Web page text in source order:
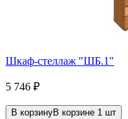
Шкаф-стеллаж "ШБ.1"
5 746 ₽
В корзинуВ корзине 1 шт